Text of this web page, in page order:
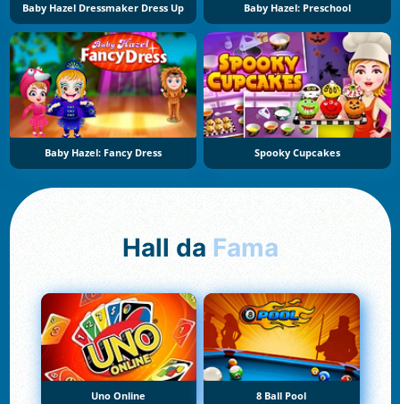
Baby Hazel Dressmaker Dress Up Baby Hazel: Preschool
Baby Hazel: Fancy Dress Spooky Cupcakes
Hall da Fama
Uno Online 8 Ball Pool